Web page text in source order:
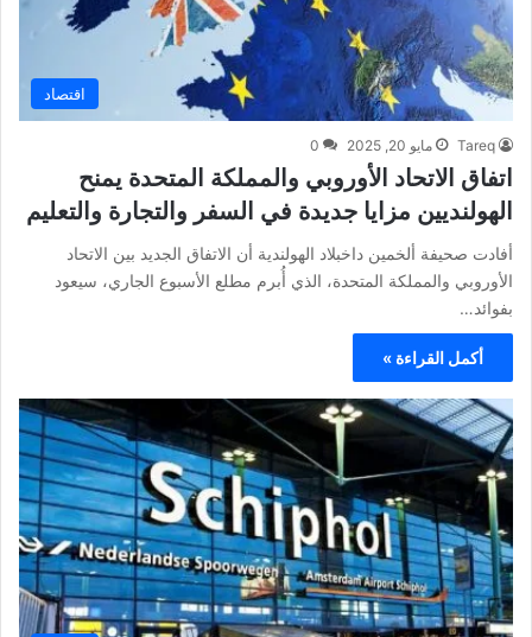
اقتصاد
Tareq مايو 20, 2025 0
اتفاق الاتحاد الأوروبي والمملكة المتحدة يمنح
الهولنديين مزايا جديدة في السفر والتجارة والتعليم
أفادت صحيفة ألخمين داخبلاد الهولندية أن الاتفاق الجديد بين الاتحاد
الأوروبي والمملكة المتحدة، الذي أُبرم مطلع الأسبوع الجاري، سيعود
بفوائد…
أكمل القراءة »